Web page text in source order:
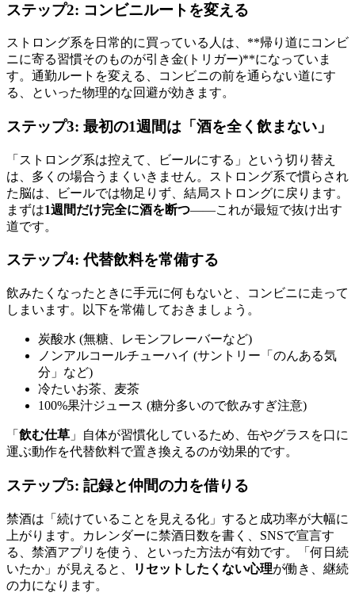
ステップ2: コンビニルートを変える
ストロング系を日常的に買っている人は、**帰り道にコンビ
ニに寄る習慣そのものが引き金(トリガー)**になっていま
す。通勤ルートを変える、コンビニの前を通らない道にす
る、といった物理的な回避が効きます。
ステップ3: 最初の1週間は「酒を全く飲まない」
「ストロング系は控えて、ビールにする」という切り替え
は、多くの場合うまくいきません。ストロング系で慣らされ
た脳は、ビールでは物足りず、結局ストロングに戻ります。
まずは1週間だけ完全に酒を断つ——これが最短で抜け出す
道です。
ステップ4: 代替飲料を常備する
飲みたくなったときに手元に何もないと、コンビニに走って
しまいます。以下を常備しておきましょう。
炭酸水 (無糖、レモンフレーバーなど)
ノンアルコールチューハイ (サントリー「のんある気
分」など)
冷たいお茶、麦茶
100%果汁ジュース (糖分多いので飲みすぎ注意)
「 飲む仕草 」自体が習慣化しているため、缶やグラスを口に
運ぶ動作を代替飲料で置き換えるのが効果的です。
ステップ5: 記録と仲間の力を借りる
禁酒は「続けていることを見える化」すると成功率が大幅に
上がります。カレンダーに禁酒日数を書く、SNSで宣言す
る、禁酒アプリを使う、といった方法が有効です。「何日続
いたか」が見えると、
リセットしたくない心理が働き、継続
の力になります。